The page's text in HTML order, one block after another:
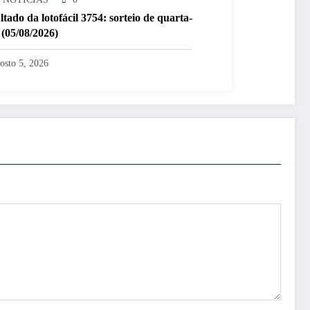
da lotofácil 3754: sorteio de quarta-
08/2026)
5, 2026